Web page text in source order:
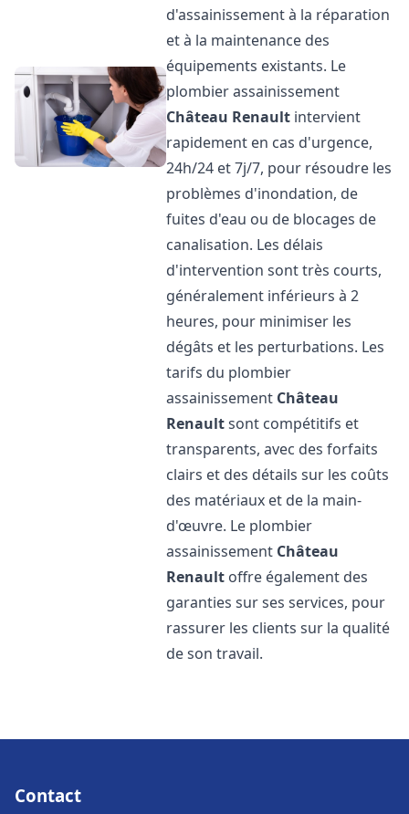
d'assainissement à la réparation
et à la maintenance des
équipements existants. Le
plombier assainissement
Château Renault intervient
rapidement en cas d'urgence,
24h/24 et 7j/7, pour résoudre les
problèmes d'inondation, de
fuites d'eau ou de blocages de
canalisation. Les délais
d'intervention sont très courts,
généralement inférieurs à 2
heures, pour minimiser les
dégâts et les perturbations. Les
tarifs du plombier
assainissement Château
Renaultsont compétitifs et
transparents, avec des forfaits
clairs et des détails sur les coûts
des matériaux et de la main-
d'œuvre. Le plombier
assainissement Château
Renault offre également des
garanties sur ses services, pour
rassurer les clients sur la qualité
de son travail.
Contact